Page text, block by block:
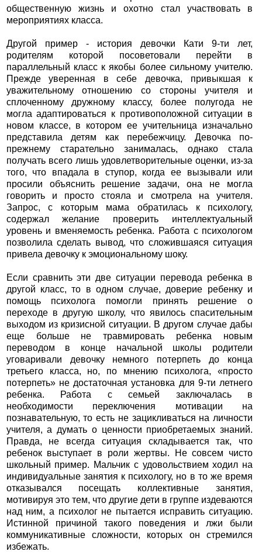
общественную жизнь и охотно стал участвовать в
мероприятиях класса.
Другой пример - история девочки Кати 9-ти лет,
родителям которой посоветовали перейти в
параллельный класс к якобы более сильному учителю.
Прежде уверенная в себе девочка, привыкшая к
уважительному отношению со стороны учителя и
сплоченному дружному классу, более полугода не
могла адаптироваться к противоположной ситуации в
новом классе, в котором ее учительница изначально
представила детям как перебежчицу. Девочка по-
прежнему старательно занималась, однако стала
получать всего лишь удовлетворительные оценки, из-за
того, что впадала в ступор, когда ее вызывали или
просили объяснить решение задачи, она не могла
говорить и просто стояла и смотрела на учителя.
Запрос, с которым мама обратилась к психологу,
содержал желание проверить интеллектуальный
уровень и вменяемость ребенка. Работа с психологом
позволила сделать вывод, что сложившаяся ситуация
привела девочку к эмоциональному шоку.
Если сравнить эти две ситуации перевода ребенка в
другой класс, то в одном случае, доверие ребенку и
помощь психолога помогли принять решение о
переходе в другую школу, что явилось спасительным
выходом из кризисной ситуации. В другом случае дабы
еще больше не травмировать ребенка новым
переводом в конце начальной школы родители
уговаривали девочку немного потерпеть до конца
третьего класса, но, по мнению психолога, «просто
потерпеть» не достаточная установка для 9-ти летнего
ребенка. Работа с семьей заключалась в
необходимости переключения мотивации на
познавательную, то есть не зацикливаться на личности
учителя, а думать о ценности приобретаемых знаний.
Правда, не всегда ситуация складывается так, что
ребенок выступает в роли жертвы. Не совсем чисто
школьный пример. Мальчик с удовольствием ходил на
индивидуальные занятия к психологу, но в то же время
отказывался посещать коллективные занятия,
мотивируя это тем, что другие дети в группе издеваются
над ним, а психолог не пытается исправить ситуацию.
Истинной причиной такого поведения и лжи были
коммуникативные сложности, которых он стремился
избежать.